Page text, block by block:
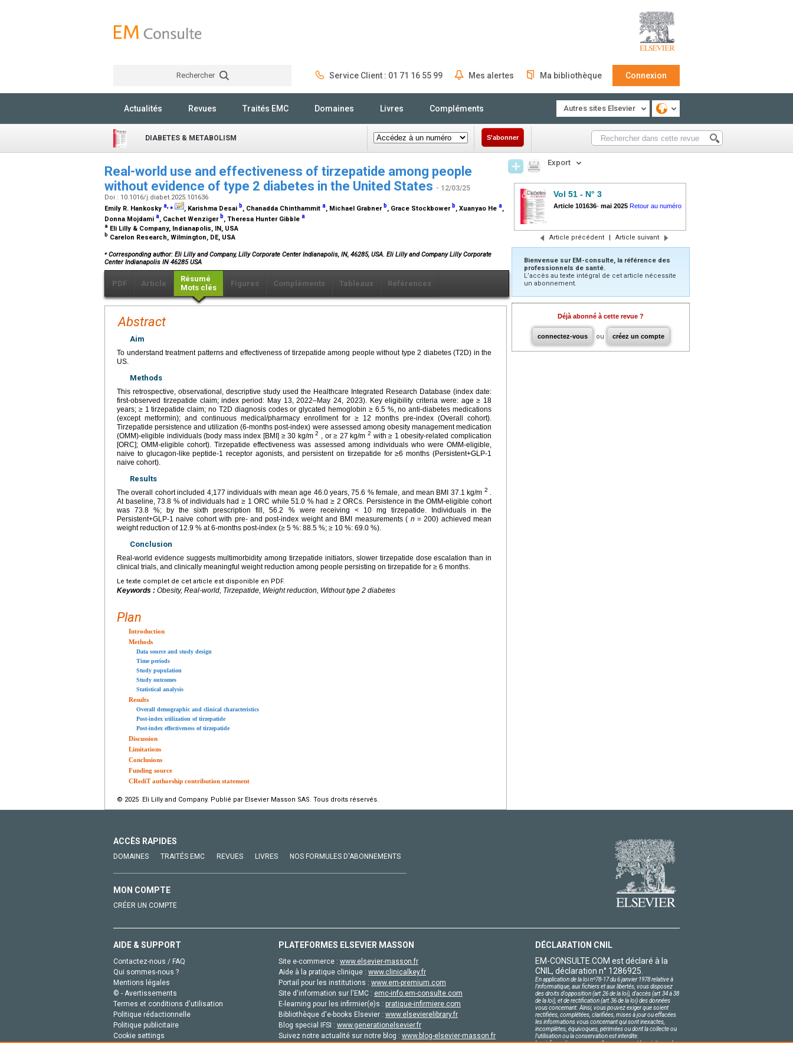
Rechercher Service Client : 01 71 16 55 99 Mes alertes Ma bibliothèque Connexion
Actualités Revues Traités EMC Domaines Livres Compléments Autres sites Elsevier
DIABETES & METABOLISM S'abonner
Real-world use and effectiveness of tirzepatide among people
without evidence of type 2 diabetes in the United States - 12/03/25
Doi : 10.1016/j.diabet.2025.101636
Emily R. Hankosky a,⁎ , Karishma Desai b, Chanadda Chinthammit a, Michael Grabner b, Grace Stockbower b, Xuanyao He a,
Donna Mojdami a, Cachet Wenziger b, Theresa Hunter Gibble a
a Eli Lilly & Company, Indianapolis, IN, USA
b Carelon Research, Wilmington, DE, USA
⁎Corresponding author: Eli Lilly and Company, Lilly Corporate Center Indianapolis, IN, 46285, USA. Eli Lilly and Company Lilly Corporate
Center Indianapolis IN 46285 USA
PDF Article
Résumé
Mots clés
Figures Compléments Tableaux Références
Abstract
Aim
To understand treatment patterns and effectiveness of tirzepatide among people without type 2 diabetes (T2D) in the
US.
Methods
This retrospective, observational, descriptive study used the Healthcare Integrated Research Database (index date:
first-observed tirzepatide claim; index period: May 13, 2022–May 24, 2023). Key eligibility criteria were: age ≥ 18
years; ≥ 1 tirzepatide claim; no T2D diagnosis codes or glycated hemoglobin ≥ 6.5 %, no anti-diabetes medications
(except metformin); and continuous medical/pharmacy enrollment for ≥ 12 months pre-index (Overall cohort).
Tirzepatide persistence and utilization (6-months post-index) were assessed among obesity management medication
(OMM)-eligible individuals (body mass index [BMI] ≥ 30 kg/m2 , or ≥ 27 kg/m2 with ≥ 1 obesity-related complication
[ORC]; OMM-eligible cohort). Tirzepatide effectiveness was assessed among individuals who were OMM-eligible,
naive to glucagon-like peptide-1 receptor agonists, and persistent on tirzepatide for ≥6 months (Persistent+GLP-1
naive cohort).
Results
The overall cohort included 4,177 individuals with mean age 46.0 years, 75.6 % female, and mean BMI 37.1 kg/m 2
At baseline, 73.8 % of individuals had ≥ 1 ORC while 51.0 % had ≥ 2 ORCs. Persistence in the OMM-eligible cohort
was 73.8 %; by the sixth prescription fill, 56.2 % were receiving < 10 mg tirzepatide. Individuals in the
Persistent+GLP-1 naive cohort with pre- and post-index weight and BMI measurements ( n = 200) achieved mean
weight reduction of 12.9 % at 6-months post-index (≥ 5 %: 88.5 %; ≥ 10 %: 69.0 %).
Conclusion
Real-world evidence suggests multimorbidity among tirzepatide initiators, slower tirzepatide dose escalation than in
clinical trials, and clinically meaningful weight reduction among people persisting on tirzepatide for ≥ 6 months.
Le texte complet de cet article est disponible en PDF.
Keywords : Obesity, Real-world, Tirzepatide, Weight reduction, Without type 2 diabetes
Plan
Introduction
Methods
Data source and study design
Time periods
Study population
Study outcomes
Statistical analysis
Results
Overall demographic and clinical characteristics
Post-index utilization of tirzepatide
Post-index effectiveness of tirzepatide
Discussion
Limitations
Conclusions
Funding source
CRediT authorship contribution statement
© 2025 Eli Lilly and Company. Publié par Elsevier Masson SAS. Tous droits réservés.
Export
Vol 51 - N° 3
Article 101636- mai 2025 Retour au numéro
Article précédent | Article suivant
Bienvenue sur EM-consulte, la référence des
professionnels de santé.
L’accès au texte intégral de cet article nécessite
un abonnement.
Déjà abonné à cette revue ?
connectez-vous ou créez un compte
ACCÈS RAPIDES
DOMAINES TRAITÉS EMC REVUES LIVRES NOS FORMULES D'ABONNEMENTS
MON COMPTE
CRÉER UN COMPTE
AIDE & SUPPORT
Contactez-nous / FAQ
Qui sommes-nous ?
Mentions légales
© - Avertissements
Termes et conditions d'utilisation
Politique rédactionnelle
Politique publicitaire
Cookie settings
PLATEFORMES ELSEVIER MASSON
Site e-commerce : www.elsevier-masson.fr
Aide à la pratique clinique : www.clinicalkey.fr
Portail pour les institutions : www.em-premium.com
Site d'information sur l'EMC : emc-info.em-consulte.com
E-learning pour les infirmier(e)s : pratique-infirmiere.com
Bibliothèque d'e-books Elsevier : www.elsevierelibrary.fr
Blog special IFSI : www.generationelsevier.fr
Suivez notre actualité sur notre blog : www.blog-elsevier-masson.fr
DÉCLARATION CNIL
EM-CONSULTE.COM est déclaré à la
CNIL, déclaration n° 1286925.
En application de la loi nº78-17 du 6 janvier 1978 relative à
l'informatique, aux fichiers et aux libertés, vous disposez
des droits d'opposition (art.26 de la loi), d'accès (art.34 à 38
de la loi), et de rectification (art.36 de la loi) des données
vous concernant. Ainsi, vous pouvez exiger que soient
rectifiées, complétées, clarifiées, mises à jour ou effacées
les informations vous concernant qui sont inexactes,
incomplètes, équivoques, périmées ou dont la collecte ou
l'utilisation ou la conservation est interdite.
Les informations personnelles concernant les visiteurs de